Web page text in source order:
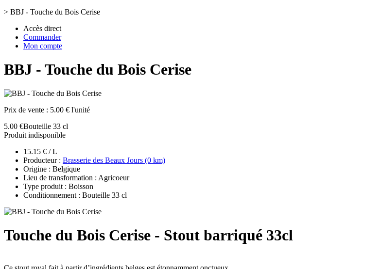
> BBJ - Touche du Bois Cerise
Accès direct
Commander
Mon compte
BBJ - Touche du Bois Cerise
Prix de vente : 5.00 € l'unité
5.00 €Bouteille 33 cl
Produit indisponible
15.15 € / L
Producteur : Brasserie des Beaux Jours (0 km)
Origine : Belgique
Lieu de transformation : Agricoeur
Type produit : Boisson
Conditionnement : Bouteille 33 cl
Touche du Bois Cerise - Stout barriqué 33cl